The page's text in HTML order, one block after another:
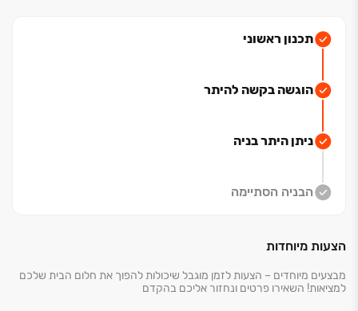
לפרטים נוספים ותיאום פגישה לחצו>>
תכנון ראשוני
הוגשה בקשה להיתר
ניתן היתר בניה
הבניה הסתיימה
הצעות מיוחדות
מבצעים מיוחדים – הצעות לזמן מוגבל שיכולות להפוך את חלום הבית שלכם
למציאות! השאירו פרטים ונחזור אליכם בהקדם